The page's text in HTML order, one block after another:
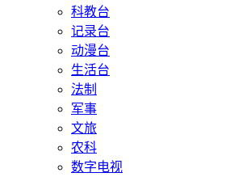
科教台
记录台
动漫台
生活台
法制
军事
文旅
农科
数字电视